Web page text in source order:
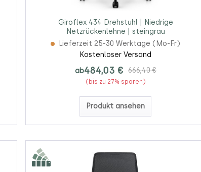
Giroflex 434 Drehstuhl | Niedrige
Netzrückenlehne | steingrau
Lieferzeit 25-30 Werktage (Mo-Fr)
Kostenloser Versand
ab484,03 € 666,40 €
(bis zu 27% sparen)
Produkt ansehen